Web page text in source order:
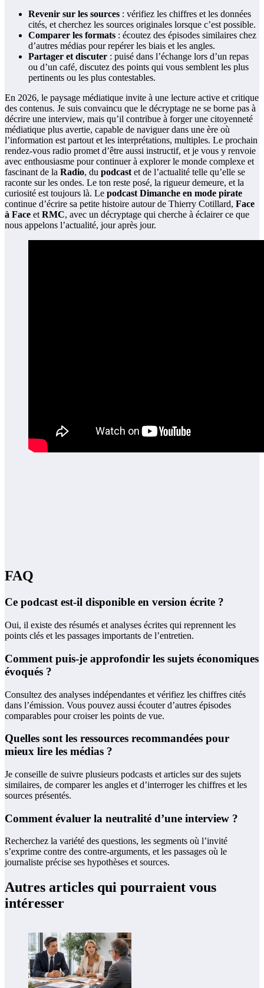
Revenir sur les sources : vérifiez les chiffres et les données
cités, et cherchez les sources originales lorsque c’est possible.
Comparer les formats : écoutez des épisodes similaires chez
d’autres médias pour repérer les biais et les angles.
Partager et discuter : puisé dans l’échange lors d’un repas
ou d’un café, discutez des points qui vous semblent les plus
pertinents ou les plus contestables.
En 2026, le paysage médiatique invite à une lecture active et critique
des contenus. Je suis convaincu que le décryptage ne se borne pas à
décrire une interview, mais qu’il contribue à forger une citoyenneté
médiatique plus avertie, capable de naviguer dans une ère où
l’information est partout et les interprétations, multiples. Le prochain
rendez-vous radio promet d’être aussi instructif, et je vous y renvoie
avec enthousiasme pour continuer à explorer le monde complexe et
fascinant de la Radio, du podcastet de l’actualité telle qu’elle se
raconte sur les ondes. Le ton reste posé, la rigueur demeure, et la
curiosité est toujours là. Le podcast Dimanche en mode pirate
continue d’écrire sa petite histoire autour de Thierry Cotillard, Face
à Face etRMC, avec un décryptage qui cherche à éclairer ce que
nous appelons l’actualité, jour après jour.
FAQ
Ce podcast est-il disponible en version écrite ?
Oui, il existe des résumés et analyses écrites qui reprennent les
points clés et les passages importants de l’entretien.
Comment puis-je approfondir les sujets économiques
évoqués ?
Consultez des analyses indépendantes et vérifiez les chiffres cités
dans l’émission. Vous pouvez aussi écouter d’autres épisodes
comparables pour croiser les points de vue.
Quelles sont les ressources recommandées pour
mieux lire les médias ?
Je conseille de suivre plusieurs podcasts et articles sur des sujets
similaires, de comparer les angles et d’interroger les chiffres et les
sources présentés.
Comment évaluer la neutralité d’une interview ?
Recherchez la variété des questions, les segments où l’invité
s’exprime contre des contre-arguments, et les passages où le
journaliste précise ses hypothèses et sources.
Autres articles qui pourraient vous
intéresser